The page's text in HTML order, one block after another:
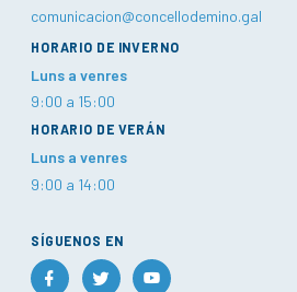
comunicacion@concellodemino.gal
HORARIO DE INVERNO
Luns a venres
9:00 a 15:00
HORARIO DE VERÁN
Luns a venres
9:00 a 14:00
SÍGUENOS EN